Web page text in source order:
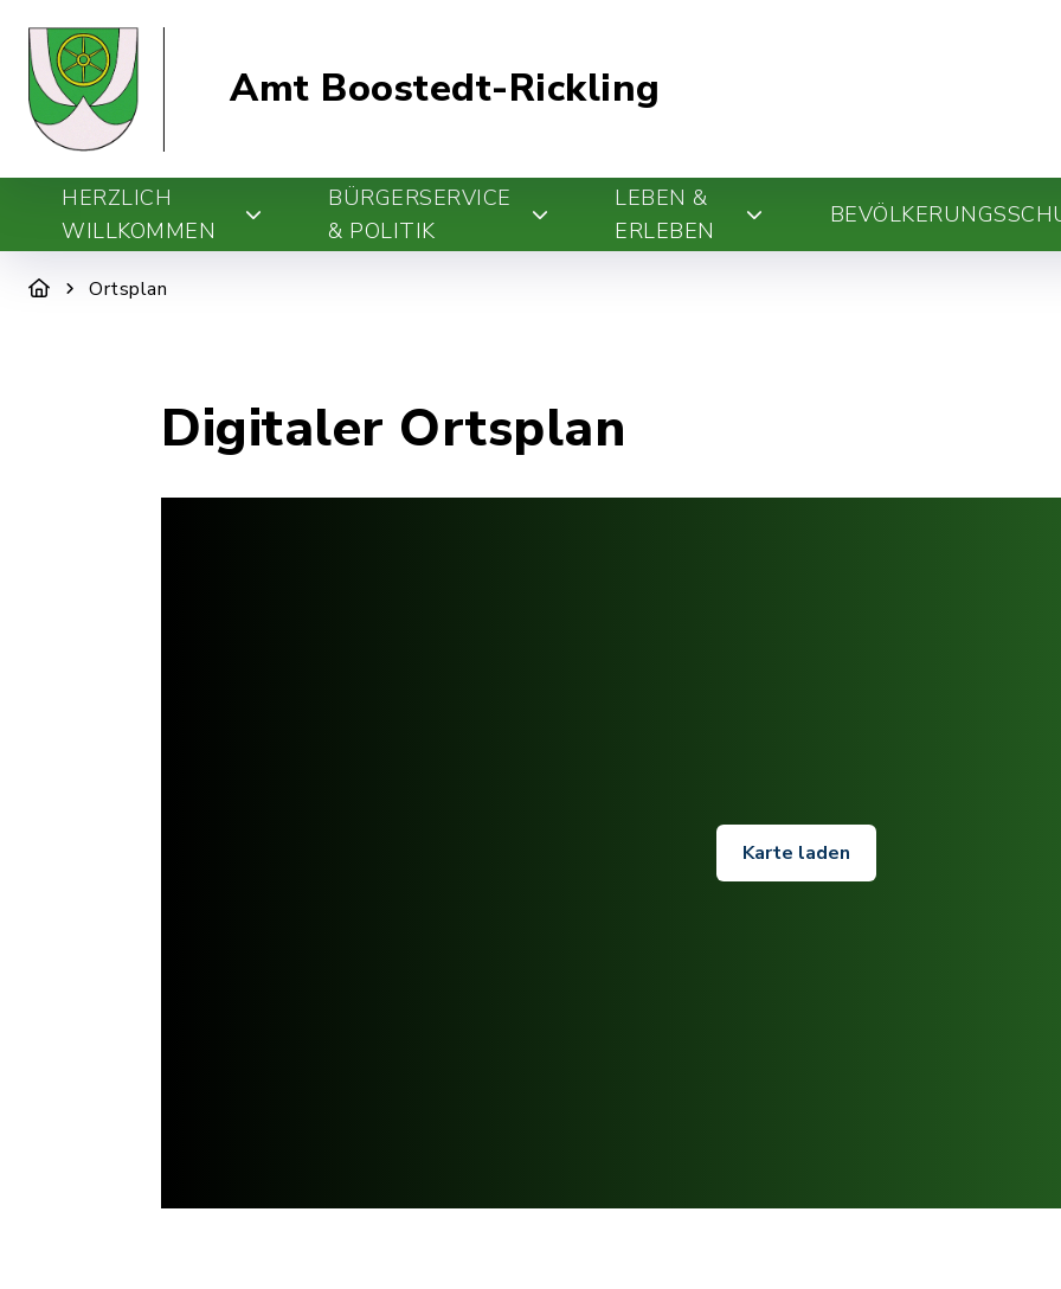
Amt Boostedt-Rickling
HERZLICH
WILLKOMMEN
BÜRGERSERVICE
& POLITIK
LEBEN &
ERLEBEN
Ortsplan
Digitaler Ortsplan
Karte laden